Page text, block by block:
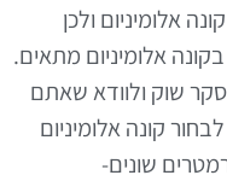
אלומיניום ולכן
אלומיניום מתאים.
שוק ולוודא שאתם
קונה אלומיניום
שונים-